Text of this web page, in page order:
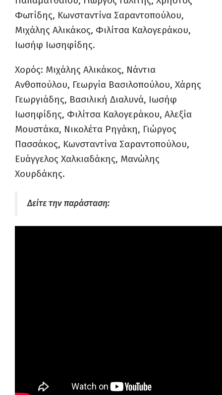
Φωτίδης, Κωνσταντίνα Σαραντοπούλου,
Μιχάλης Αλικάκος, Φιλίτσα Καλογεράκου,
Ιωσήφ Ιωσηφίδης.
Χορός: Μιχάλης Αλικάκος, Νάντια
Ανθοπούλου, Γεωργία Βασιλοπούλου, Χάρης
Γεωργιάδης, Βασιλική Διαλυνά, Ιωσήφ
Ιωσηφίδης, Φιλίτσα Καλογεράκου, Αλεξία
Μουστάκα, Νικολέτα Ρηγάκη, Γιώργος
Πασσάκος, Κωνσταντίνα Σαραντοπούλου,
Ευάγγελος Χαλκιαδάκης, Μανώλης
Χουρδάκης.
Δείτε την παράσταση: